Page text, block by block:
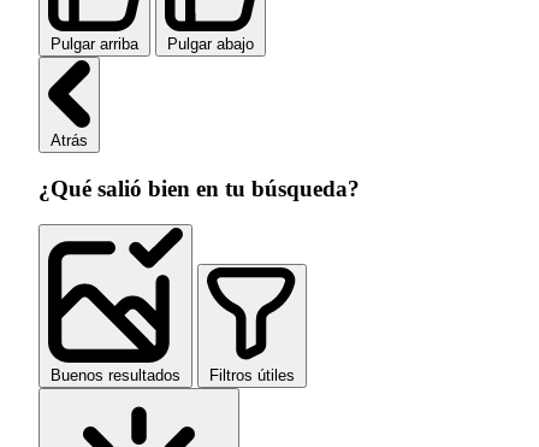
Pulgar arriba Pulgar abajo
Atrás
¿Qué salió bien en tu búsqueda?
Buenos resultados Filtros útiles